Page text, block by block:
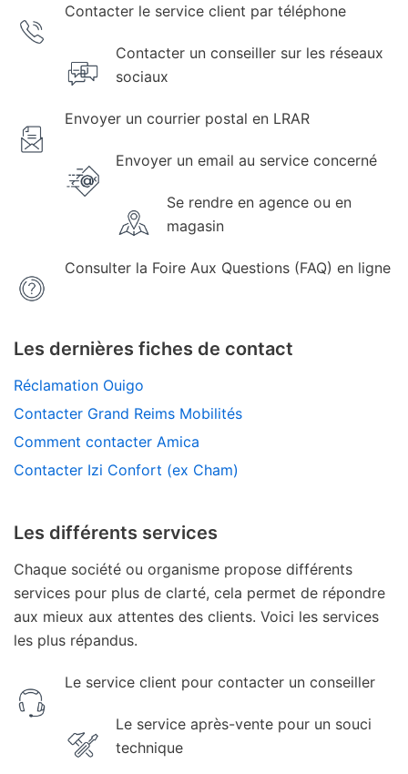
Contacter le service client par téléphone
Contacter un conseiller sur les réseaux
sociaux
Envoyer un courrier postal en LRAR
Envoyer un email au service concerné
Se rendre en agence ou en
magasin
Consulter la Foire Aux Questions (FAQ) en ligne
Les dernières fiches de contact
Réclamation Ouigo
Contacter Grand Reims Mobilités
Comment contacter Amica
Contacter Izi Confort (ex Cham)
Les différents services
Chaque société ou organisme propose différents
services pour plus de clarté, cela permet de répondre
aux mieux aux attentes des clients. Voici les services
les plus répandus.
Le service client pour contacter un conseiller
Le service après-vente pour un souci
technique